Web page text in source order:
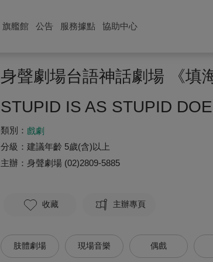
旗艦館 公告 服務據點 協助中心
身聲劇場台語神話劇場 《填
STUPID IS AS STUPID
類別： 戲劇
分級： 建議年齡 5歲(含)以上
主辦： 身聲劇場 (02)2809-5885
收藏 主辦專頁
肢體劇場 現場音樂 偶戲